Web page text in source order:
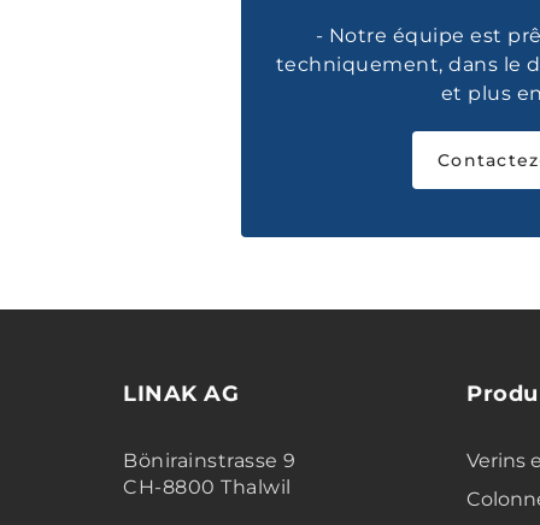
- Notre équipe est
techniquement, dans le
et plus
LINAK AG
Bönirainstrasse 9
CH-8800 Thalwil
Verins